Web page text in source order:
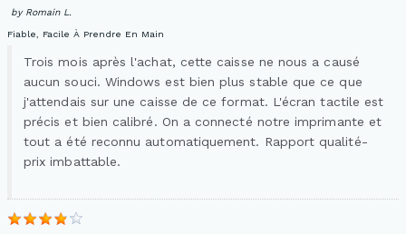
by Romain L.
Fiable, Facile À Prendre En Main
Trois mois après l'achat, cette caisse ne nous a causé
aucun souci. Windows est bien plus stable que ce que
j'attendais sur une caisse de ce format. L'écran tactile est
précis et bien calibré. On a connecté notre imprimante et
tout a été reconnu automatiquement. Rapport qualité-
prix imbattable.